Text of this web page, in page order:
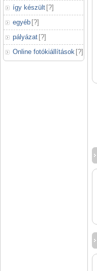
így készült [?]
egyéb [?]
pályázat [?]
Online fotókiállítások [?]